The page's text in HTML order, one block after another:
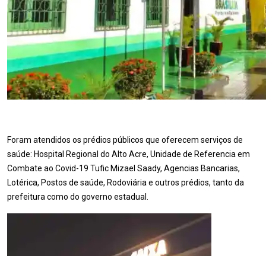
Foram atendidos os prédios públicos que oferecem serviços de
saúde: Hospital Regional do Alto Acre, Unidade de Referencia em
Combate ao Covid-19 Tufic Mizael Saady, Agencias Bancarias,
Lotérica, Postos de saúde, Rodoviária e outros prédios, tanto da
prefeitura como do governo estadual.